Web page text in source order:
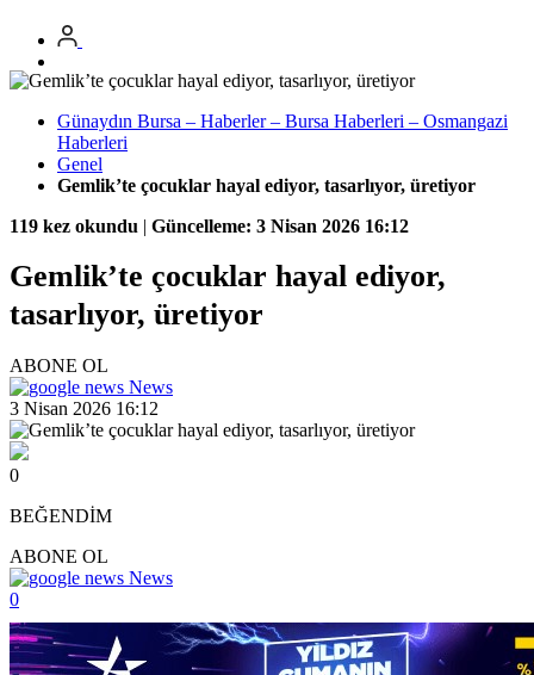
Günaydın Bursa – Haberler – Bursa Haberleri – Osmangazi
Haberleri
Genel
Gemlik’te çocuklar hayal ediyor, tasarlıyor, üretiyor
119 kez okundu | Güncelleme: 3 Nisan 2026 16:12
Gemlik’te çocuklar hayal ediyor,
tasarlıyor, üretiyor
ABONE OL
News
3 Nisan 2026 16:12
0
BEĞENDİM
ABONE OL
News
0